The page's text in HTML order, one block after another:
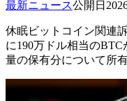
最新ニュース公開日
休眠ビットコイン関連
に190万ドル相当の
量の保有分について所